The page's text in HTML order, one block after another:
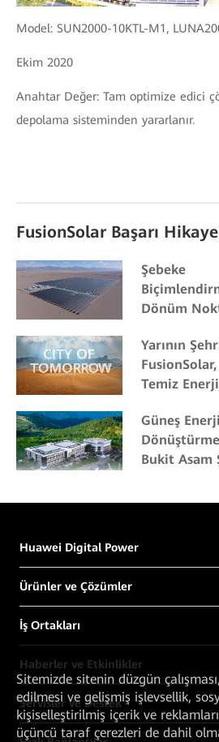
Model: SUN2000-10KTL-M1,
Ekim 2020
Anahtar Değer: Tam optimize edici
depolama sisteminden yararlanır.
FusionSolar Başarı
Şebeke
Dönüm
Yarının
Temiz
Güneş
Bukit Asam
Huawei Digital Power
Ürünler ve Çözümler
İş Ortakları
Haberler ve Etkinlikler
Servisler ve Destek
Sitemizde sitenin düzgün
edilmesi ve gelişmiş işlevsellik,
kişiselleştirilmiş içerik ve
üçüncü taraf çerezleri de dahil